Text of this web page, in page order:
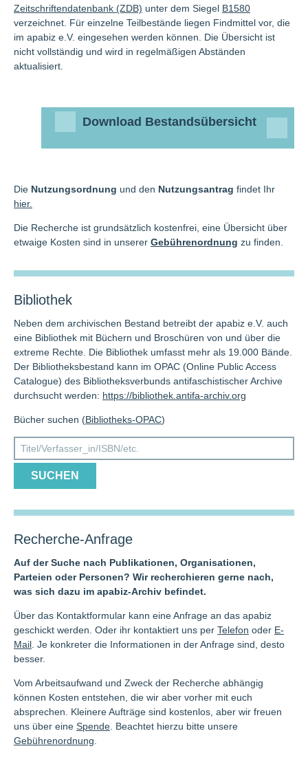
Zeitschriftendatenbank (ZDB) unter dem Siegel B1580
verzeichnet. Für einzelne Teilbestände liegen Findmittel vor, die
im apabiz e.V. eingesehen werden können. Die Übersicht ist
nicht vollständig und wird in regelmäßigen Abständen
aktualisiert.
Download Bestandsübersicht
Die Nutzungsordnung und den Nutzungsantrag findet Ihr
hier.
Die Recherche ist grundsätzlich kostenfrei, eine Übersicht über
etwaige Kosten sind in unserer Gebührenordnung zu finden.
Bibliothek
Neben dem archivischen Bestand betreibt der apabiz e.V. auch
eine Bibliothek mit Büchern und Broschüren von und über die
extreme Rechte. Die Bibliothek umfasst mehr als 19.000 Bände.
Der Bibliotheksbestand kann im OPAC (Online Public Access
Catalogue) des Bibliotheksverbunds antifaschistischer Archive
durchsucht werden: https://bibliothek.antifa-archiv.org
Bücher suchen (Bibliotheks-OPAC)
Recherche-Anfrage
Auf der Suche nach Publikationen, Organisationen,
Parteien oder Personen? Wir recherchieren gerne nach,
was sich dazu im apabiz-Archiv befindet.
Über das Kontaktformular kann eine Anfrage an das apabiz
geschickt werden. Oder ihr kontaktiert uns per Telefon oder E-
Mail . Je konkreter die Informationen in der Anfrage sind, desto
besser.
Vom Arbeitsaufwand und Zweck der Recherche abhängig
können Kosten entstehen, die wir aber vorher mit euch
absprechen. Kleinere Aufträge sind kostenlos, aber wir freuen
uns über eine Spende . Beachtet hierzu bitte unsere
Gebührenordnung